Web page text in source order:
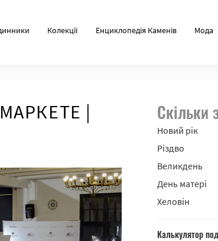
Колекції Енциклопедія Каменів Мода
|
Скільки
Новий рік
Різдво
Великдень
День матері
Хеловін
Калькулятор